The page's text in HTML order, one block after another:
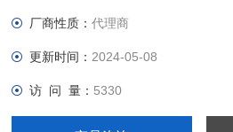
厂商性质：代理商
更新时间： 2024-05-08
访 问 量： 5330